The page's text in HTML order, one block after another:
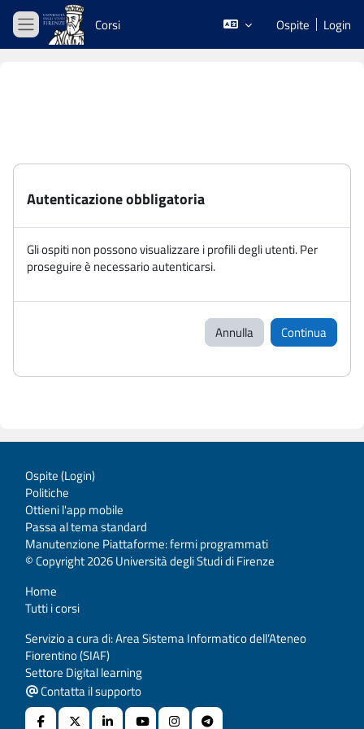
Vai al contenuto principale
Pannello laterale
Corsi Ospite Login
Autenticazione obbligatoria
Gli ospiti non possono visualizzare i profili degli utenti. Per
proseguire è necessario autenticarsi.
Annulla Continua
Ospite (Login)
Politiche
Ottieni l'app mobile
Passa al tema standard
Manutenzione Piattaforme: fermi programmati
© Copyright 2026 Università degli Studi di Firenze
Home
Tutti i corsi
Servizio a cura di: Area Sistema Informatico dell’Ateneo
Fiorentino (SIAF)
Settore Digital learning
Contatta il supporto